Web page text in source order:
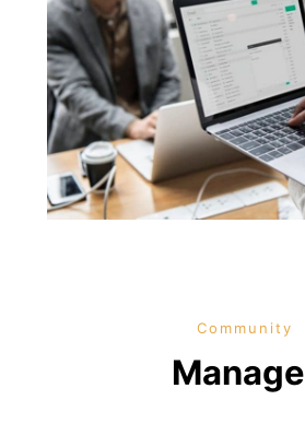
Community